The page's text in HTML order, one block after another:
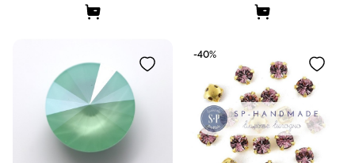
-40%